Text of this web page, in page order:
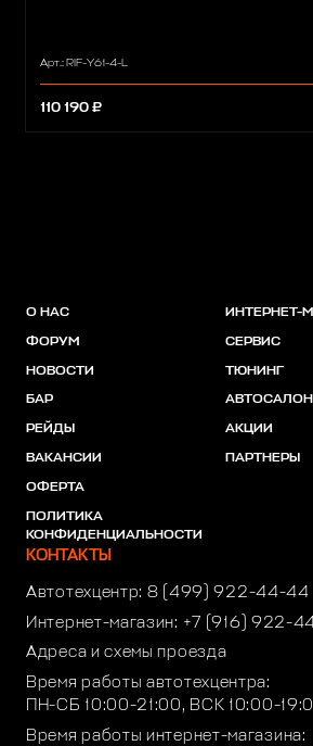
Арт.: RIF-Y61-4-L
110 190 ₽
О НАС
ФОРУМ
НОВОСТИ
БАР
РЕЙДЫ
ВАКАНСИИ
ОФЕРТА
ПОЛИТИКА
КОНФИДЕНЦИАЛЬНОСТИ
ИНТЕРНЕТ-
СЕРВИС
ТЮНИНГ
АВТОСАЛОН
АКЦИИ
ПАРТНЕРЫ
КОНТАКТЫ
Автотехцентр: 8 (499) 922-44-44
Интернет-магазин: +7 (916) 922-
Адреса и схемы проезда
Время работы автотехцентра:
ПН-СБ 10:00-21:00, ВСК 10:00-
Время работы интернет-магазина: